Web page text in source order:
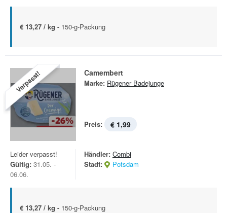
€ 13,27 / kg - 150-g-Packung
Verpasst! Camembert
Marke: Rügener Badejunge
Preis: € 1,99
Leider verpasst!
Gültig: 31.05. -
06.06.
Händler: Combi
Stadt:
Potsdam
€ 13,27 / kg - 150-g-Packung